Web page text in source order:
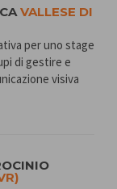
VALLESE DI
per uno stage
di gestire e
visiva